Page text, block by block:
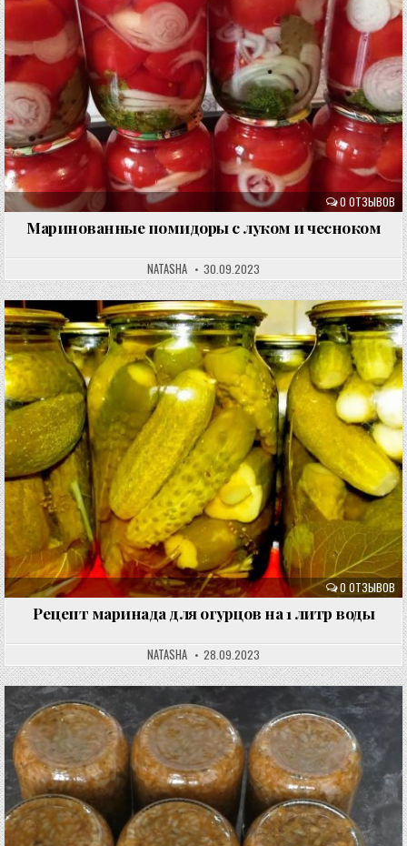
0 ОТЗЫВОВ
Маринованные помидоры с луком и чесноком
NATASHA 30.09.2023
0 ОТЗЫВОВ
Рецепт маринада для огурцов на 1 литр воды
NATASHA 28.09.2023